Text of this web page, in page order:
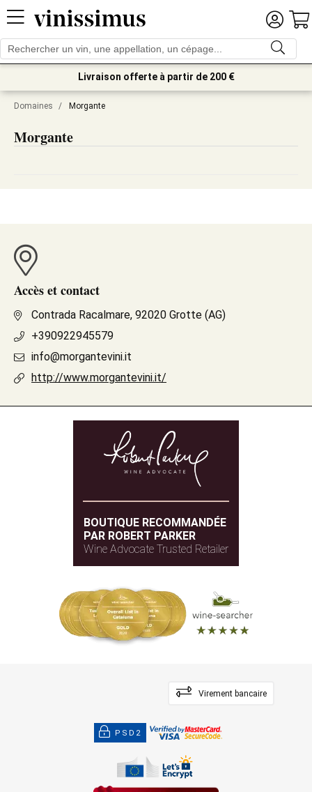
Livraison offerte à partir de 200 €
Domaines / Morgante
Morgante
Accès et contact
Contrada Racalmare, 92020 Grotte (AG)
+390922945579
info@morgantevini.it
http://www.morgantevini.it/
BOUTIQUE RECOMMANDÉE
PAR ROBERT PARKER
Wine Advocate Trusted Retailer
Virement bancaire
PSD2